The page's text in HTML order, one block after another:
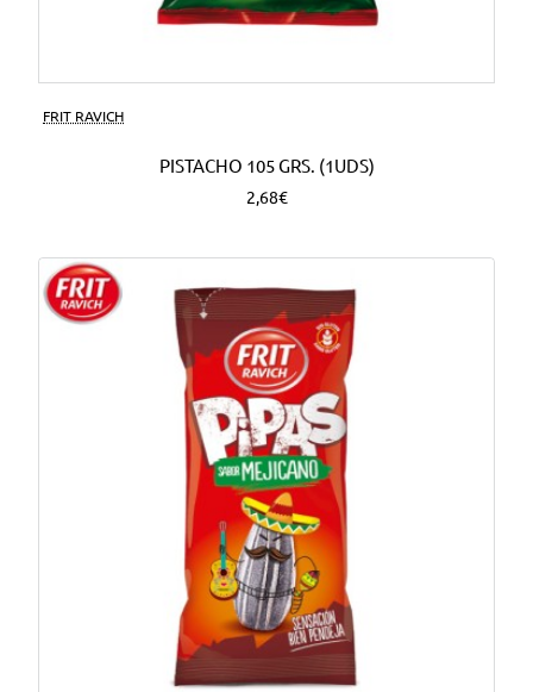
FRIT RAVICH
PISTACHO 105 GRS. (1UDS)
2,68€